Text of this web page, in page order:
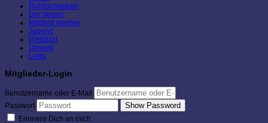
Rundschreiben
Der Verein
Mitglied werden
Jugend
Wettfahrt
Umwelt
Links
Mitglieder-Login
Benutzername oder E-Mail
Passwort
Show Password
Erinnere Dich an mich